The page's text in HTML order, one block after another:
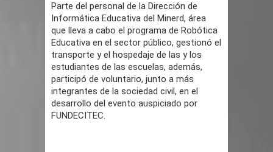
Parte del personal de la Dirección de
Informática Educativa del Minerd, área
que lleva a cabo el programa de Robótica
Educativa en el sector público, gestionó el
transporte y el hospedaje de las y los
estudiantes de las escuelas, además,
participó de voluntario, junto a más
integrantes de la sociedad civil, en el
desarrollo del evento auspiciado por
FUNDECITEC.